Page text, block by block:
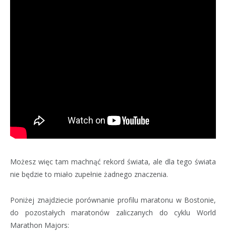
Możesz więc tam machnąć rekord świata, ale dla tego świata
nie będzie to miało zupełnie żadnego znaczenia.
Poniżej znajdziecie porównanie profilu maratonu w Bostonie,
do pozostałych maratonów zaliczanych do cyklu World
Marathon Majors: